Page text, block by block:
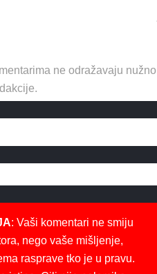
ne odražavaju nužno
: Vaši komentari ne smiju
nego vaše mišljenje,
rasprave tko je u pravu.